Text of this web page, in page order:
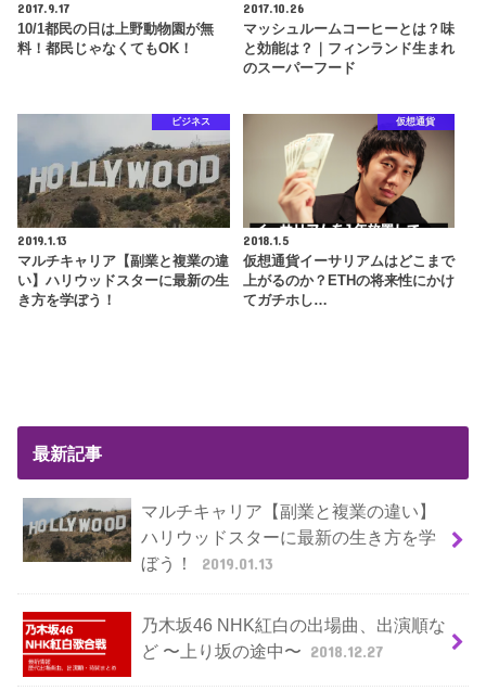
2017.9.17
10/1都民の日は上野動物園が無
料！都民じゃなくてもOK！
2017.10.26
マッシュルームコーヒーとは？味
と効能は？｜フィンランド生まれ
のスーパーフード
ビジネス
2019.1.13
マルチキャリア【副業と複業の違
い】ハリウッドスターに最新の生
き方を学ぼう！
仮想通貨
2018.1.5
仮想通貨イーサリアムはどこまで
上がるのか？ETHの将来性にかけ
てガチホし…
最新記事
マルチキャリア【副業と複業の違い】
ハリウッドスターに最新の生き方を学
ぼう！
2019.01.13
乃木坂46 NHK紅白の出場曲、出演順な
ど 〜上り坂の途中〜 2018.12.27